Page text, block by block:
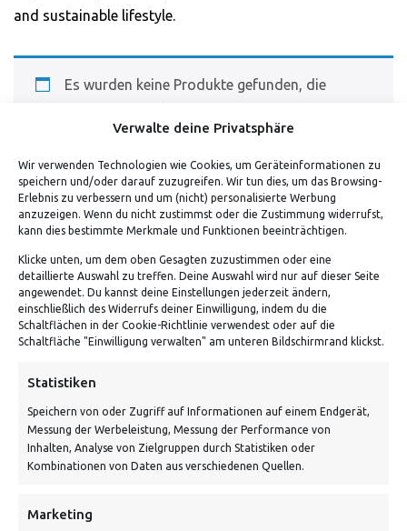
Verwalte deine Privatsphäre
Wir verwenden Technologien wie Cookies, um Geräteinformationen zu
speichern und/oder darauf zuzugreifen. Wir tun dies, um das Browsing-
Erlebnis zu verbessern und um (nicht) personalisierte Werbung
anzuzeigen. Wenn du nicht zustimmst oder die Zustimmung widerrufst,
kann dies bestimmte Merkmale und Funktionen beeinträchtigen.
Klicke unten, um dem oben Gesagten zuzustimmen oder eine
detaillierte Auswahl zu treffen. Deine Auswahl wird nur auf dieser Seite
angewendet. Du kannst deine Einstellungen jederzeit ändern,
einschließlich des Widerrufs deiner Einwilligung, indem du die
Schaltflächen in der Cookie-Richtlinie verwendest oder auf die
Schaltfläche "Einwilligung verwalten" am unteren Bildschirmrand klickst.
Statistiken
Speichern von oder Zugriff auf Informationen auf einem Endgerät,
Messung der Werbeleistung, Messung der Performance von
Inhalten, Analyse von Zielgruppen durch Statistiken oder
Kombinationen von Daten aus verschiedenen Quellen.
Marketing
and sustainable lifestyle.
Es wurden keine Produkte gefunden, die
ADRESSE
Von Tiling GmbH
Kontakt: Mo - Fr von 10:00 bis 18:00 Uhr
info@vontiling.de